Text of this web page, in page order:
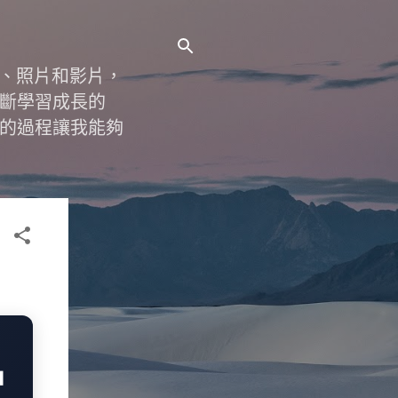
照片和影片，
學習成長的
過程讓我能夠